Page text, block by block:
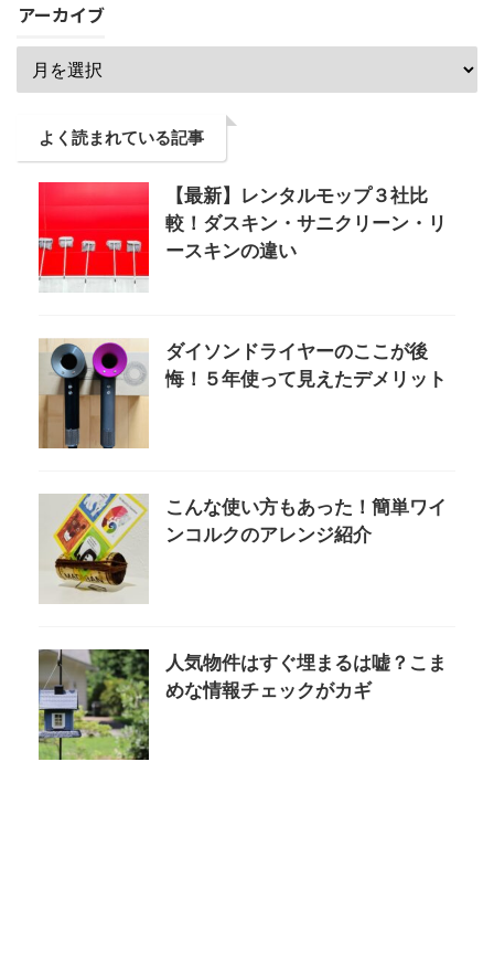
アーカイブ
よく読まれている記事
【最新】レンタルモップ３社比
較！ダスキン・サニクリーン・リ
ースキンの違い
ダイソンドライヤーのここが後
悔！５年使って見えたデメリット
こんな使い方もあった！簡単ワイ
ンコルクのアレンジ紹介
人気物件はすぐ埋まるは嘘？こま
めな情報チェックがカギ